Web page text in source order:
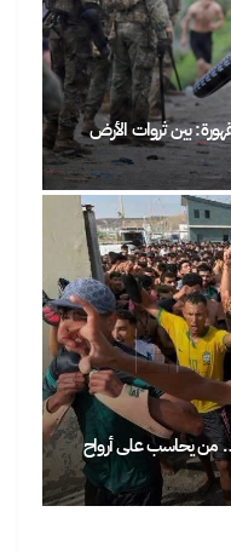
بين ثروات الأرض
من يحاسب على أرواح